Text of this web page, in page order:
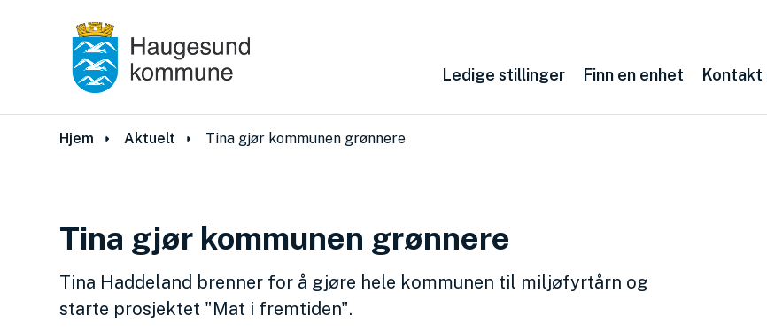
Ledige stillinger Finn en enhet Kontakt
Du er her:
Hjem Aktuelt Tina gjør kommunen grønnere
Tina gjør kommunen grønnere
Tina Haddeland brenner for å gjøre hele kommunen til miljøfyrtårn og
starte prosjektet "Mat i fremtiden".